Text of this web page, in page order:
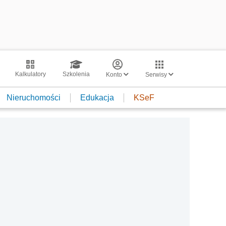
Kalkulatory Szkolenia Konto Serwisy
Nieruchomości Edukacja KSeF